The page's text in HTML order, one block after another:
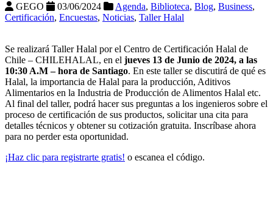
GEGO 03/06/2024 Agenda, Biblioteca, Blog, Business,
Certificación, Encuestas, Noticias, Taller Halal
Se realizará Taller Halal por el Centro de Certificación Halal de
Chile – CHILEHALAL, en el jueves 13 de Junio de 2024, a las
10:30 A.M – hora de Santiago. En este taller se discutirá de qué es
Halal, la importancia de Halal para la producción, Aditivos
Alimentarios en la Industria de Producción de Alimentos Halal etc.
Al final del taller, podrá hacer sus preguntas a los ingenieros sobre el
proceso de certificación de sus productos, solicitar una cita para
detalles técnicos y obtener su cotización gratuita. Inscríbase ahora
para no perder esta oportunidad.
¡Haz clic para registrarte gratis! o escanea el código.